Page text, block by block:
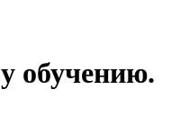
обучению.